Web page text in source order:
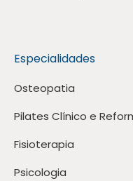
Especialidades
Osteopatia
Pilates Clínico e
Fisioterapia
Psicologia